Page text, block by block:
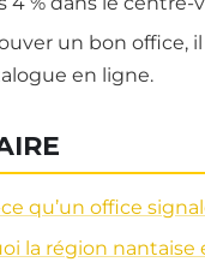
un bon office,
en ligne.
ce qu’un office
la région nantaise